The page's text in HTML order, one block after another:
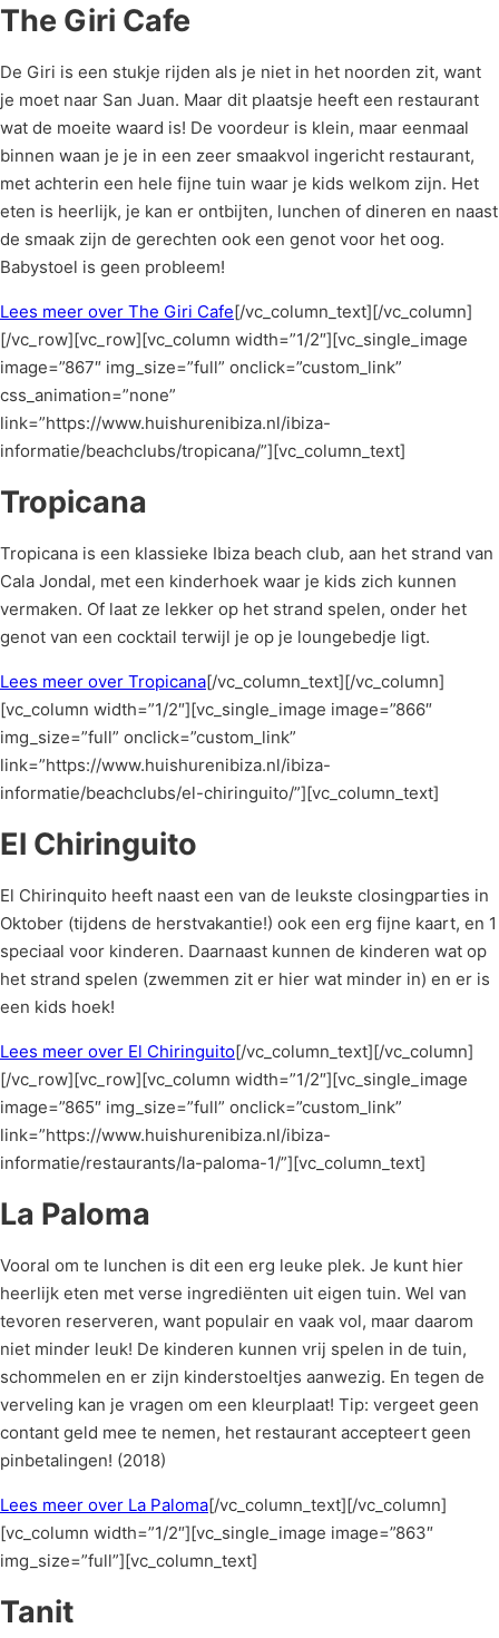
The Giri Cafe
De Giri is een stukje rijden als je niet in het noorden zit, want
je moet naar San Juan. Maar dit plaatsje heeft een restaurant
wat de moeite waard is! De voordeur is klein, maar eenmaal
binnen waan je je in een zeer smaakvol ingericht restaurant,
met achterin een hele fijne tuin waar je kids welkom zijn. Het
eten is heerlijk, je kan er ontbijten, lunchen of dineren en naast
de smaak zijn de gerechten ook een genot voor het oog.
Babystoel is geen probleem!
Lees meer over The Giri Cafe[/vc_column_text][/vc_column]
[/vc_row][vc_row][vc_column width=”1/2″][vc_single_image
image=”867″ img_size=”full” onclick=”custom_link”
css_animation=”none”
link=”https://www.huishurenibiza.nl/ibiza-
informatie/beachclubs/tropicana/”][vc_column_text]
Tropicana
Tropicana is een klassieke Ibiza beach club, aan het strand van
Cala Jondal, met een kinderhoek waar je kids zich kunnen
vermaken. Of laat ze lekker op het strand spelen, onder het
genot van een cocktail terwijl je op je loungebedje ligt.
Lees meer over Tropicana[/vc_column_text][/vc_column]
[vc_column width=”1/2″][vc_single_image image=”866″
img_size=”full” onclick=”custom_link”
link=”https://www.huishurenibiza.nl/ibiza-
informatie/beachclubs/el-chiringuito/”][vc_column_text]
El Chiringuito
El Chirinquito heeft naast een van de leukste closingparties in
Oktober (tijdens de herstvakantie!) ook een erg fijne kaart, en 1
speciaal voor kinderen. Daarnaast kunnen de kinderen wat op
het strand spelen (zwemmen zit er hier wat minder in) en er is
een kids hoek!
Lees meer over El Chiringuito[/vc_column_text][/vc_column]
[/vc_row][vc_row][vc_column width=”1/2″][vc_single_image
image=”865″ img_size=”full” onclick=”custom_link”
link=”https://www.huishurenibiza.nl/ibiza-
informatie/restaurants/la-paloma-1/”][vc_column_text]
La Paloma
Vooral om te lunchen is dit een erg leuke plek. Je kunt hier
heerlijk eten met verse ingrediënten uit eigen tuin. Wel van
tevoren reserveren, want populair en vaak vol, maar daarom
niet minder leuk! De kinderen kunnen vrij spelen in de tuin,
schommelen en er zijn kinderstoeltjes aanwezig. En tegen de
verveling kan je vragen om een kleurplaat! Tip: vergeet geen
contant geld mee te nemen, het restaurant accepteert geen
pinbetalingen! (2018)
Lees meer over La Paloma[/vc_column_text][/vc_column]
[vc_column width=”1/2″][vc_single_image image=”863″
img_size=”full”][vc_column_text]
Tanit